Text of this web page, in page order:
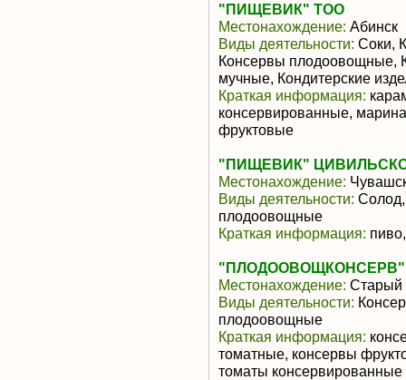
"ПИЩЕВИК" ТОО
Местонахождение: Абинск
Виды деятельности: Соки,
Консервы плодоовощные,
мучные, Кондитерские
Краткая информация:
консервированные,
фруктовые
"ПИЩЕВИК"
Местонахождение:
Виды деятельности: Солод,
плодоовощные
Краткая информация:
Местонахождение: Старый
Виды деятельности:
плодоовощные
Краткая информация:
томатные, консервы
томаты консервированные